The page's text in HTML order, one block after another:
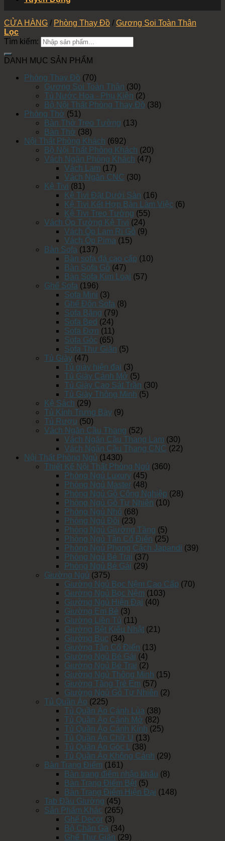
CỬA HÀNG / Phòng Thay Đồ / Gương Soi Toàn Thân
Lọc
Tìm kiếm:
DANH MỤC SẢN PHẨM
Phòng Thay Đồ (70)
Gương Soi Toàn Thân (30)
Tủ Nước Hoa - Phụ Kiện (2)
Bộ Nội Thất Phòng Thay Đồ (38)
Phòng Thờ (51)
Bàn Thờ Treo Tường (13)
Bàn Thờ (38)
Nội Thất Phòng Khách (692)
Bộ Nội Thất Phòng Khách (20)
Vách Ngăn Phòng Khách (47)
Vách Lam (17)
Vách Ngăn CNC (30)
Kệ Tivi (81)
Kệ Tivi Đặt Dưới Sàn (16)
Kệ Tivi Kết Hợp Bàn Làm Việc (6)
Kệ Tivi Treo Tường (55)
Vách Ốp Tường Kệ Tivi (24)
Vách Ốp Lam Ri Gỗ (9)
Vách Ốp Pima (15)
Bàn Sofa (137)
Bàn sofa đá cao cấp (10)
Bàn Sofa Gỗ (47)
Bàn Sofa Kim Loại (57)
Ghế Sofa (196)
Sofa Mini (3)
Ghế Đôn Sofa (8)
Sofa Băng (79)
Sofa Bed (24)
Sofa Đơn (11)
Sofa Góc (65)
Sofa Thư Giãn (5)
Tủ Giày (47)
Tủ giày hiện đại (3)
Tủ Giày Cánh Mở (5)
Tủ Giày Cao Sát Trần (30)
Tủ Giày Thông Minh (5)
Kệ Sách (29)
Tủ Kính Trưng Bày (9)
Tủ Rượu (50)
Vách Ngăn Cầu Thang (52)
Vách Ngăn Cầu Thang Lam (30)
Vách Ngăn Cầu Thang CNC (22)
Nội Thất Phòng Ngủ (1430)
Thiết Kế Nội Thất Phòng Ngủ (360)
Phòng Ngủ Luxury (45)
Phòng Ngủ Master (48)
Phòng Ngủ Gỗ Công Nghiệp (28)
Phòng Ngủ Gỗ Tự Nhiên (10)
Phòng Ngủ Nhỏ (68)
Phòng Ngủ Đôi (23)
Phòng Ngủ Giường Tầng (5)
Phòng Ngủ Tân Cổ Điển (25)
Phòng Ngủ Phong Cách Japandi (39)
Phòng Ngủ Bé Trai (37)
Phòng Ngủ Bé Gái (29)
Giường Ngủ (375)
Giường Ngủ Bọc Nệm Cao Cấp (70)
Giường Ngủ Bọc Nệm (103)
Giường Ngủ Hiện Đại (40)
Giường Em Bé (3)
Giường Liền Tủ (11)
Giường Bệt Kiểu Nhật (21)
Giường Bục (34)
Giường Tân Cổ Điển (13)
Giường Ngủ Bé Gái (4)
Giường Ngủ Bé Trai (2)
Giường Ngủ Thông Minh (15)
Giường Tầng Trẻ Em (57)
Giường Ngủ Gỗ Tự Nhiên (2)
Tủ Quần Áo (225)
Tủ Quần Áo Cánh Lùa (38)
Tủ Quần Áo Cánh Mở (82)
Tủ Quần Áo Cánh Kính (25)
Tủ Quần Áo Chữ U (13)
Tủ Quần Áo Góc L
(38)
Tủ Quần Áo Không Cánh (29)
Bàn Trang Điểm (161)
Bàn trang điểm nhập khẩu (8)
Bàn Trang Điểm Bệt (5)
Bàn Trang Điểm Hiện Đại (148)
Tab Đầu Giường (45)
Sản Phẩm Khác (265)
Ghế Decor (3)
Bộ Chăn Ga (34)
Ghế Thư Giãn (29)